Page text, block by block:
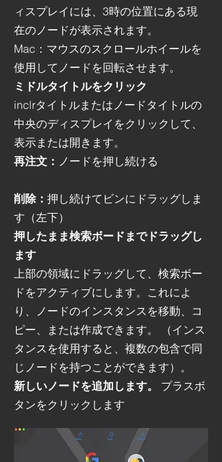
ィスプレイには、3時の位置にある現
在のノードが表示されます。
Mac：マウスのスクロールホイールを
使用してノードを回転させます。
ミドルタイトルをクリック
inclrタイトルまたはノードタイトルの
中央のディスプレイをクリックして、
表示または開きます。
再注文： ノードを押し続ける
削除： 押し続けてビンにドラッグしま
す（左下）
押したまま検索ボードまでドラッグし
ます
上部の領域にドラッグして、検索ボー
ドをアクティブにします。これによ
り、ノードのインスタンスを移動、コ
ピー、または作成できます。 （インス
タンスを使用すると、複数の包含で同
じノードを持つことができます）。
新しいノードを追加します。
プラスボ
タンをクリックします